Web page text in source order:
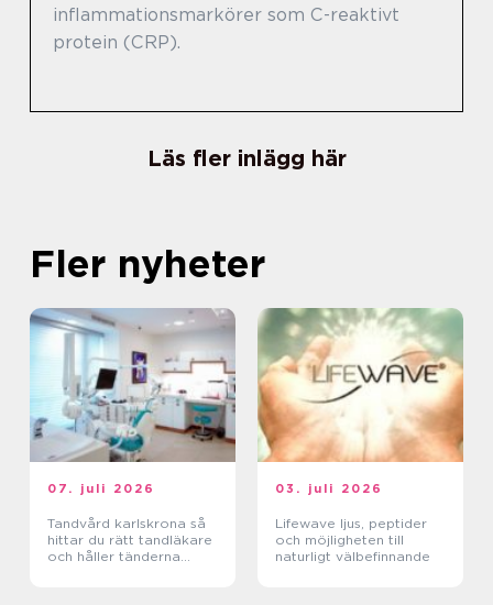
inflammationsmarkörer som C-reaktivt
protein (CRP).
Läs fler inlägg här
Fler nyheter
07. juli 2026
Tandvård karlskrona så
hittar du rätt tandläkare
och håller tänderna
03. juli 2026
Lifewave ljus, peptider
och möjligheten till
naturligt välbefinnande